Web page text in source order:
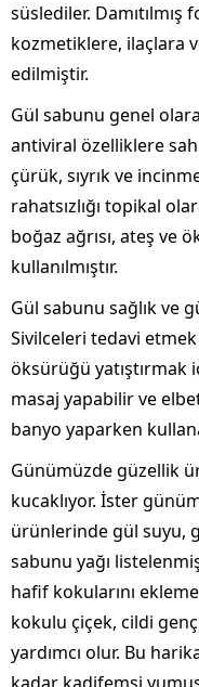
süslediler.
kozmetiklere, ilaçlara
edilmiştir.
Gül sabunu genel
antiviral özelliklere
çürük, sıyrık ve
rahatsızlığı topikal
boğaz ağrısı, ateş ve
kullanılmıştır.
Gül sabunu sağlık ve
Sivilceleri tedavi
öksürüğü yatıştırmak
masaj yapabilir ve
banyo yaparken
Günümüzde güzellik
kucaklıyor. İster
ürünlerinde gül suyu,
sabunu yağı
hafif kokularını
kokulu çiçek, cildi
yardımcı olur. Bu